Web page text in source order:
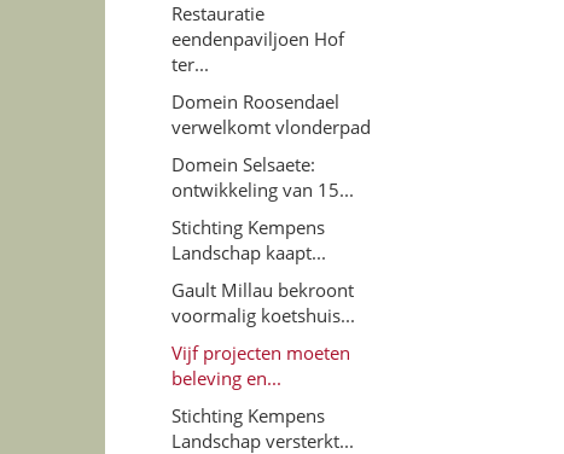
Restauratie
eendenpaviljoen Hof
ter...
Domein Roosendael
verwelkomt vlonderpad
Domein Selsaete:
ontwikkeling van 15...
Stichting Kempens
Landschap kaapt...
Gault Millau bekroont
voormalig koetshuis...
Vijf projecten moeten
beleving en...
Stichting Kempens
Landschap versterkt...